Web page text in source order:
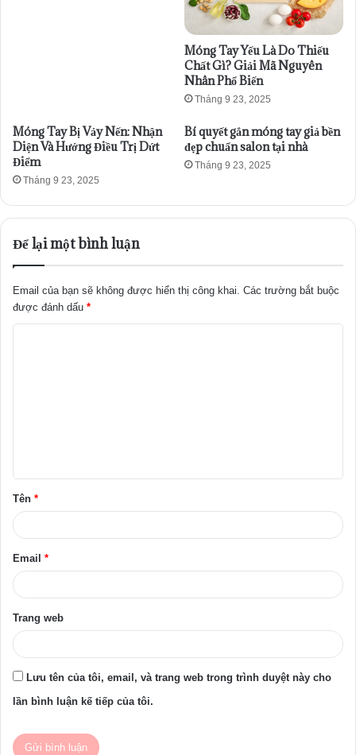
Móng Tay Yếu Là Do Thiếu
Chất Gì? Giải Mã Nguyên
Nhân Phổ Biến
Tháng 9 23, 2025
Móng Tay Bị Vảy Nến: Nhận
Diện Và Hướng Điều Trị Dứt
Điểm
Tháng 9 23, 2025
Bí quyết gắn móng tay giả bền
đẹp chuẩn salon tại nhà
Tháng 9 23, 2025
Để lại một bình luận
Email của bạn sẽ không được hiển thị công khai. Các trường bắt buộc
được đánh dấu *
ậ
n
Tên *
Email *
Trang web
Lưu tên của tôi, email, và trang web trong trình duyệt này cho
lần bình luận kế tiếp của tôi.